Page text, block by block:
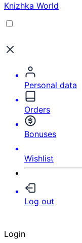
Knizhka World
Personal data
Orders
Bonuses
Wishlist
Log out
Login